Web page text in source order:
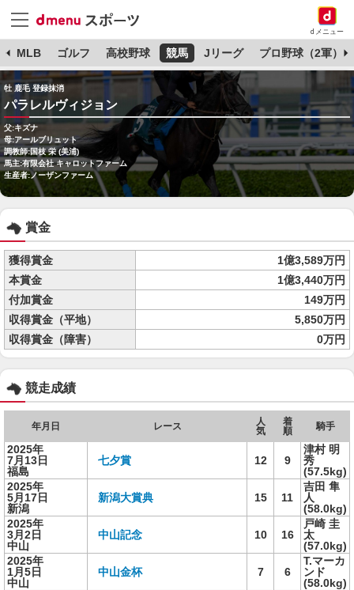
dメニュー
MLB ゴルフ 高校野球 競馬 Jリーグ プロ野球（2軍）
牡 鹿毛 登録抹消
パラレルヴィジョン
父:キズナ
母:アールブリュット
調教師:国枝 栄 (美浦)
馬主:有限会社 キャロットファーム
生産者:ノーザンファーム
賞金
獲得賞金
1億3,589万円
本賞金
1億3,440万円
付加賞金
149万円
収得賞金（平地）
5,850万円
収得賞金（障害）
0万円
競走成績
年月日 レース
人
気
着
順
騎手
2025年
7月13日
福島
七夕賞 12 9
津村 明
秀
(57.5kg)
2025年
5月17日
新潟
新潟大賞典 15 11
吉田 隼
人
(58.0kg)
2025年
3月2日
中山
中山記念 10 16
戸崎 圭
太
(57.0kg)
2025年
1月5日
中山
中山金杯 7 6
T.マーカ
ンド
(58.0kg)